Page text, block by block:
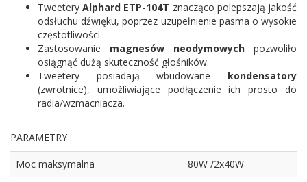
TweeteryAlphard ETP-104T znacząco polepszają jakość
odsłuchu dźwięku, poprzez uzupełnienie pasma o wysokie
częstotliwości.
Zastosowanie magnesów neodymowych pozwoliło
osiągnąć dużą skuteczność głośników.
Tweetery posiadają wbudowane kondensatory
(zwrotnice), umożliwiające podłączenie ich prosto do
radia/wzmacniacza.
PARAMETRY :
Moc maksymalna
80W /2x40W